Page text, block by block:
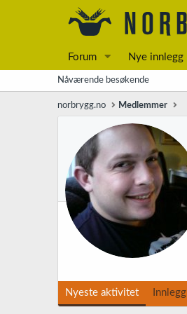
Forum Nye innlegg
Nåværende besøkende
norbrygg.no Medlemmer
Nyeste aktivitet Innlegg